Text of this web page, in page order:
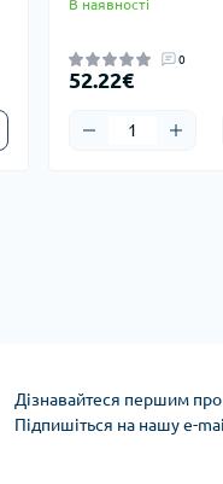
В наявності
0
52.22€
Дізнавайтеся першим про
Підпишіться на нашу e-